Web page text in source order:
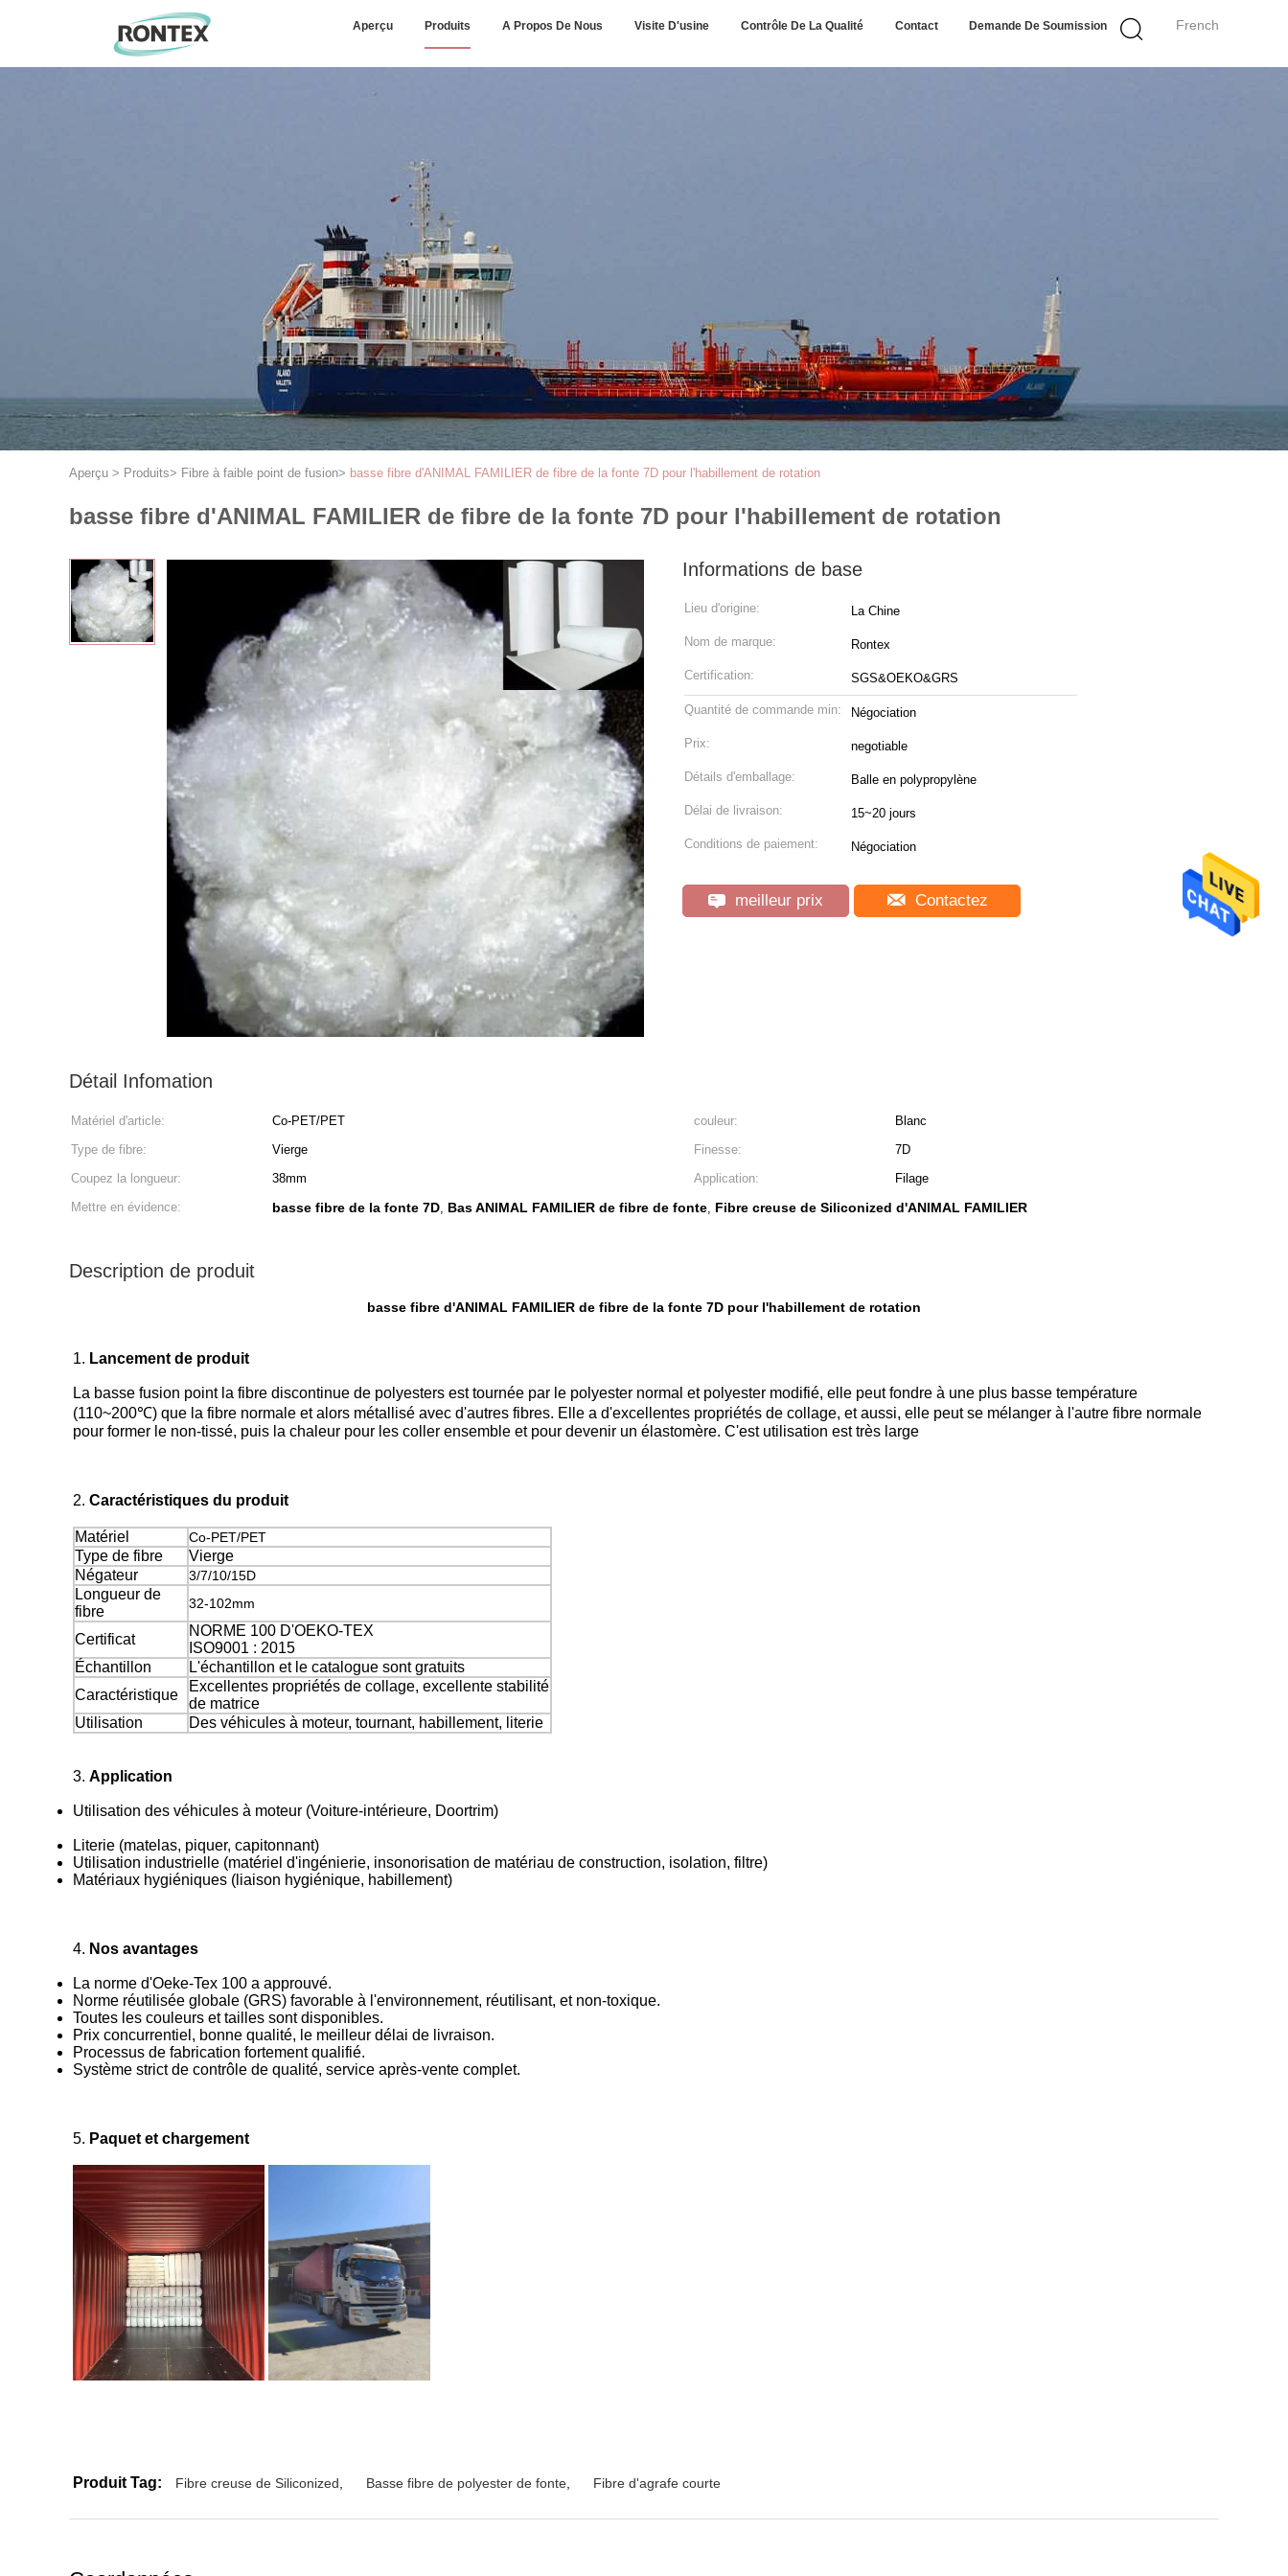
French
Aperçu Produits A Propos De Nous Visite D'usine Contrôle De La Qualité Contact Demande De Soumission
Aperçu > Produits> Fibre à faible point de fusion> basse fibre d'ANIMAL FAMILIER de fibre de la fonte 7D pour l'habillement de rotation
basse fibre d'ANIMAL FAMILIER de fibre de la fonte 7D pour l'habillement de rotation
Informations de base
Lieu d'origine: La Chine
Nom de marque: Rontex
Certification: SGS&OEKO&GRS
Quantité de commande min: Négociation
Prix: negotiable
Détails d'emballage: Balle en polypropylène
Délai de livraison: 15~20 jours
Conditions de paiement: Négociation
meilleur prix Contactez
Détail Infomation
Matériel d'article: Co-PET/PET couleur:
Blanc
Type de fibre:
Vierge Finesse:
7D
Coupez la longueur:
38mm Application:
Filage
Mettre en évidence:
basse fibre de la fonte 7D, Bas ANIMAL FAMILIER de fibre de fonte, Fibre creuse de Siliconized d'ANIMAL FAMILIER
Description de produit
basse fibre d'ANIMAL FAMILIER de fibre de la fonte 7D pour l'habillement de rotation
1. Lancement de produit
La basse fusion point la fibre discontinue de polyesters est tournée par le polyester normal et polyester modifié, elle peut fondre à une plus basse température
(110~200℃) que la fibre normale et alors métallisé avec d'autres fibres. Elle a d'excellentes propriétés de collage, et aussi, elle peut se mélanger à l'autre fibre normale
pour former le non-tissé, puis la chaleur pour les coller ensemble et pour devenir un élastomère. C'est utilisation est très large
2. Caractéristiques du produit
Matériel Co-PET/PET
Type de fibre
Vierge
Négateur
3/7/10/15D
Longueur de
fibre
32-102mm
Certificat
NORME 100 D'OEKO-TEX
ISO9001 : 2015
Échantillon
L'échantillon et le catalogue sont gratuits
Caractéristique
Excellentes propriétés de collage, excellente stabilité
de matrice
Utilisation
Des véhicules à moteur, tournant, habillement, literie
3. Application
Utilisation des véhicules à moteur (Voiture-intérieure, Doortrim)
Literie (matelas, piquer, capitonnant)
Utilisation industrielle (matériel d'ingénierie, insonorisation de matériau de construction, isolation, filtre)
Matériaux hygiéniques (liaison hygiénique, habillement)
4. Nos avantages
La norme d'Oeke-Tex 100 a approuvé.
Norme réutilisée globale (GRS) favorable à l'environnement, réutilisant, et non-toxique.
Toutes les couleurs et tailles sont disponibles.
Prix concurrentiel, bonne qualité, le meilleur délai de livraison.
Processus de fabrication fortement qualifié.
Système strict de contrôle de qualité, service après-vente complet.
5. Paquet et chargement
Produit Tag: Fibre creuse de Siliconized Basse fibre de polyester de fonte Fibre d'agrafe courte